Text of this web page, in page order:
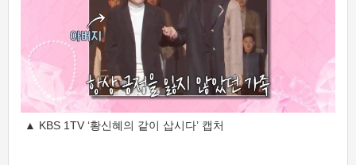
▲ KBS 1TV ‘황신혜의 같이 삽시다’ 캡처